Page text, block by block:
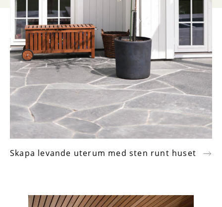
Skapa levande uterum med sten runt huset